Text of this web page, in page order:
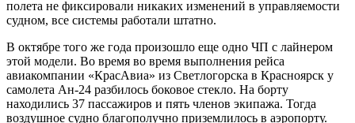
полета не фиксировали никаких изменений в управляемости
судном, все системы работали штатно.
В октябре того же года произошло еще одно ЧП с лайнером
этой модели. Во время во время выполнения рейса
авиакомпании «КрасАвиа» из Светлогорска в Красноярск у
самолета Ан-24 разбилось боковое стекло. На борту
находились 37 пассажиров и пять членов экипажа. Тогда
воздушное судно благополучно приземлилось в аэропорту.